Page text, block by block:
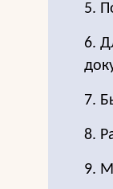
5.
6.
7.
8.
9.